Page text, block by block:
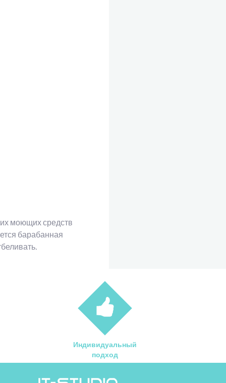
моющих средств
барабанная
Индивидуальный
подход